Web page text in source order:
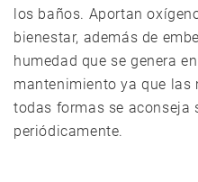
los baños. Aportan
bienestar, además de
humedad que se genera
mantenimiento ya que las
todas formas se aconseja
periódicamente.